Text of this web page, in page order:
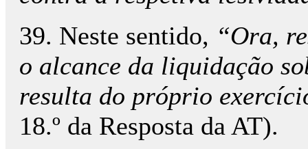
39. Neste sentido, “Ora,
o alcance da liquidação
resulta do próprio
18.º da Resposta da AT).